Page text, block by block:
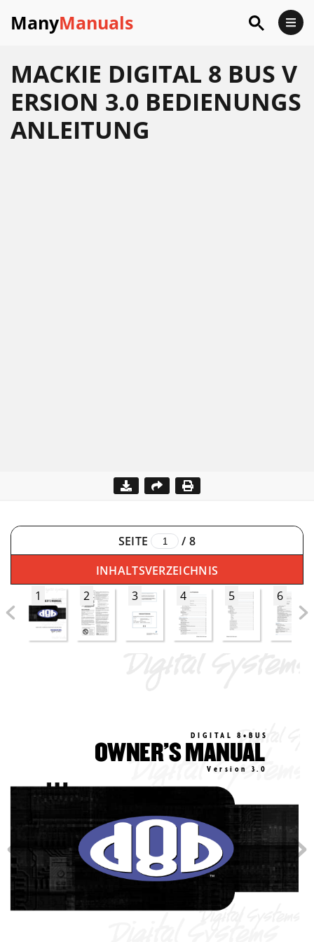
ManyManuals
MACKIE DIGITAL 8 BUS V
ERSION 3.0 BEDIENUNGS
ANLEITUNG
SEITE / 8
INHALTSVERZEICHNIS
1
2 3 4 5 6
OWNER’S MANUAL
™
DIGITAL 8•BUS
V ersion 3.0